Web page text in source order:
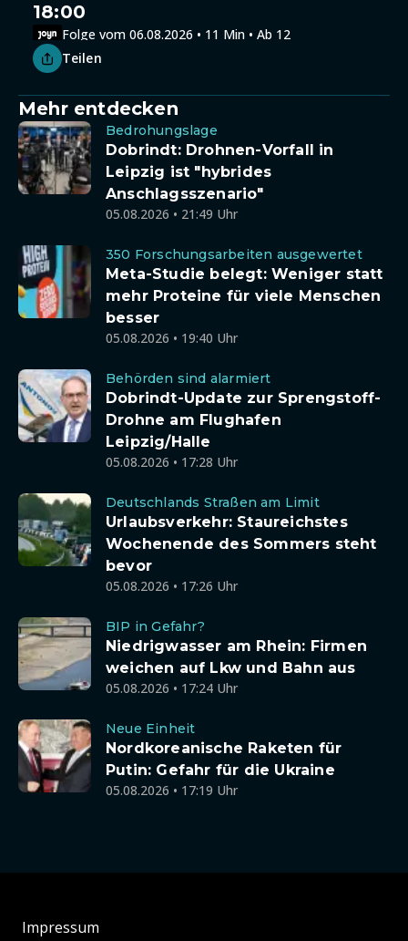
18:00
Folge vom 06.08.2026 • 11 Min • Ab 12
Teilen
Mehr entdecken
Bedrohungslage
Dobrindt: Drohnen-Vorfall in
Leipzig ist "hybrides
Anschlagsszenario"
05.08.2026 • 21:49 Uhr
350 Forschungsarbeiten ausgewertet
Meta-Studie belegt: Weniger statt
mehr Proteine für viele Menschen
besser
05.08.2026 • 19:40 Uhr
Behörden sind alarmiert
Dobrindt-Update zur Sprengstoff-
Drohne am Flughafen
Leipzig/Halle
05.08.2026 • 17:28 Uhr
Deutschlands Straßen am Limit
Urlaubsverkehr: Staureichstes
Wochenende des Sommers steht
bevor
05.08.2026 • 17:26 Uhr
BIP in Gefahr?
Niedrigwasser am Rhein: Firmen
weichen auf Lkw und Bahn aus
05.08.2026 • 17:24 Uhr
Neue Einheit
Nordkoreanische Raketen für
Putin: Gefahr für die Ukraine
05.08.2026 • 17:19 Uhr
Impressum